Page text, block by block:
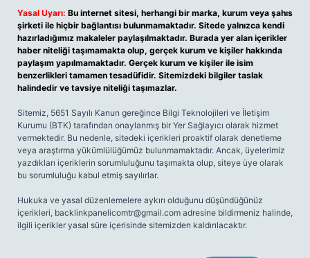
Yasal Uyarı: Bu internet sitesi, herhangi bir marka, kurum veya şahıs
şirketi ile hiçbir bağlantısı bulunmamaktadır. Sitede yalnızca kendi
hazırladığımız makaleler paylaşılmaktadır. Burada yer alan içerikler
haber niteliği taşımamakta olup, gerçek kurum ve kişiler hakkında
paylaşım yapılmamaktadır. Gerçek kurum ve kişiler ile isim
benzerlikleri tamamen tesadüfidir. Sitemizdeki bilgiler taslak
halindedir ve tavsiye niteliği taşımazlar.
Sitemiz, 5651 Sayılı Kanun gereğince Bilgi Teknolojileri ve İletişim
Kurumu (BTK) tarafından onaylanmış bir Yer Sağlayıcı olarak hizmet
vermektedir. Bu nedenle, sitedeki içerikleri proaktif olarak denetleme
veya araştırma yükümlülüğümüz bulunmamaktadır. Ancak, üyelerimiz
yazdıkları içeriklerin sorumluluğunu taşımakta olup, siteye üye olarak
bu sorumluluğu kabul etmiş sayılırlar.
Hukuka ve yasal düzenlemelere aykırı olduğunu düşündüğünüz
içerikleri, backlinkpanelicomtr@gmail.com adresine bildirmeniz halinde,
ilgili içerikler yasal süre içerisinde sitemizden kaldırılacaktır.